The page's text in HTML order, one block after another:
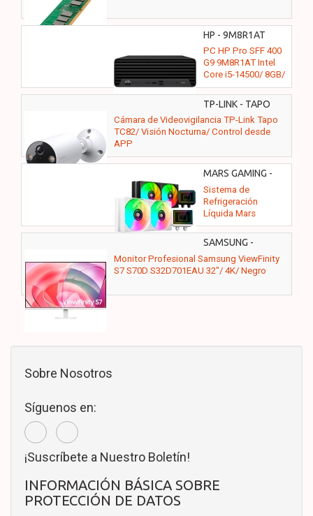
HP - 9M8R1AT
PC HP Pro SFF 400
G9 9M8R1AT Intel
Core i5-14500/ 8GB/
256GB SSD/ Win11
Pro
TP-LINK - TAPO
TC82
Cámara de Videovigilancia TP-Link Tapo
TC82/ Visión Nocturna/ Control desde
APP
MARS GAMING -
MLTWO240W
Sistema de
Refrigeración
Líquida Mars
Gaming ML-
TWO240/ Blanco
SAMSUNG -
LS32D701EAUXEN
Monitor Profesional Samsung ViewFinity
S7 S70D S32D701EAU 32"/ 4K/ Negro
Sobre Nosotros
Síguenos en:
¡Suscríbete a Nuestro Boletín!
INFORMACIÓN BÁSICA SOBRE
PROTECCIÓN DE DATOS